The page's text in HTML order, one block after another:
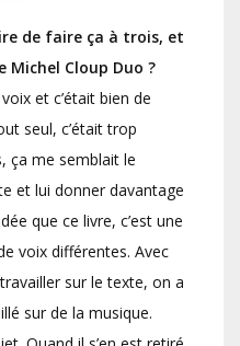
de faire ça à trois, et
Cloup Duo ?
voix et c’était bien de
seul, c’était trop
ça me semblait le
et lui donner davantage
que ce livre, c’est une
voix différentes. Avec
sur le texte, on a
sur de la musique.